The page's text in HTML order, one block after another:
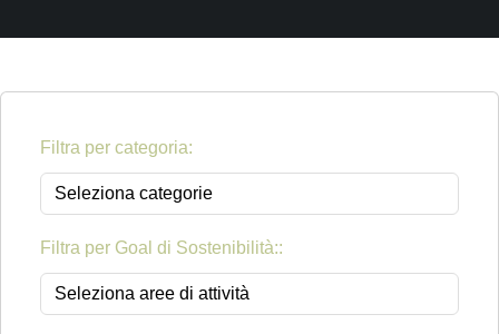
Filtra per categoria:
Filtra per Goal di Sostenibilità::